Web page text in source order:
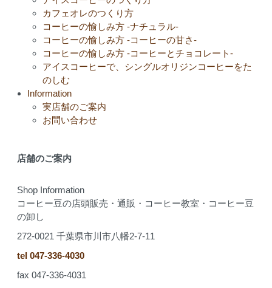
カフェオレのつくり方
コーヒーの愉しみ方 -ナチュラル-
コーヒーの愉しみ方 -コーヒーの甘さ-
コーヒーの愉しみ方 -コーヒーとチョコレート-
アイスコーヒーで、シングルオリジンコーヒーをた
のしむ
Information
実店舗のご案内
お問い合わせ
店舗のご案内
Shop Information
コーヒー豆の店頭販売・通販・コーヒー教室・コーヒー豆
の卸し
272-0021 千葉県市川市八幡2-7-11
tel 047-336-4030
fax 047-336-4031